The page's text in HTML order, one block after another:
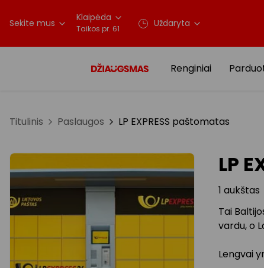
Sekite mus Klaipėda
Taikos pr. 61 Uždaryta
Renginiai
Titulinis Paslaugos LP EXPRESS paštomatas
LP
1 aukštas
Tai
vardu, o
Lengvai